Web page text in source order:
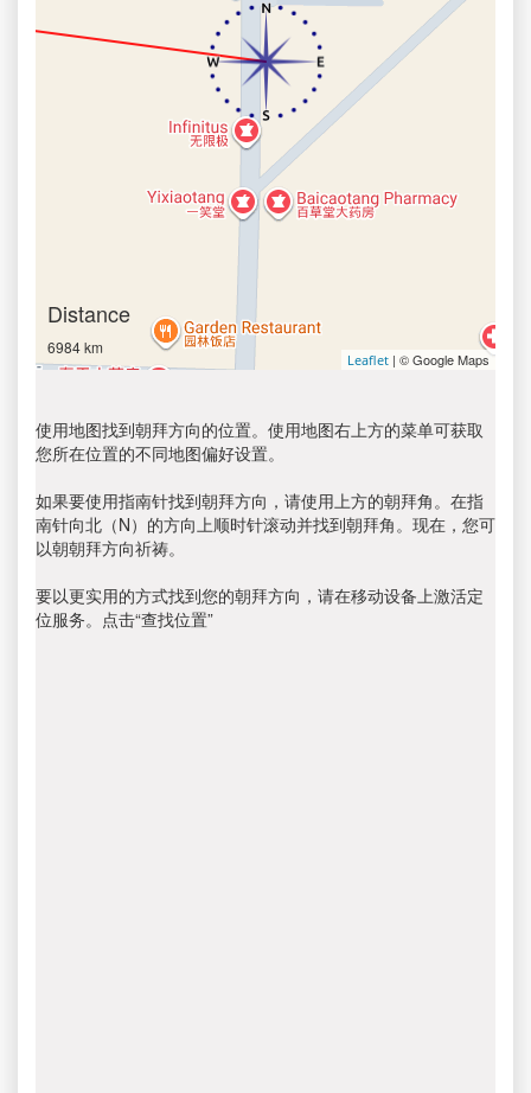
Distance
6984 km
Leaflet | © Google Maps
使用地图找到朝拜方向的位置。使用地图右上方的菜单可获取
您所在位置的不同地图偏好设置。
如果要使用指南针找到朝拜方向，请使用上方的朝拜角。在指
南针向北（N）的方向上顺时针滚动并找到朝拜角。现在，您可
以朝朝拜方向祈祷。
要以更实用的方式找到您的朝拜方向，请在移动设备上激活定
位服务。点击“查找位置”